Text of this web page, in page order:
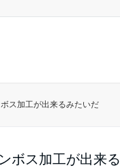
ス加工が出来るみたいだ
ボス加工が出来る